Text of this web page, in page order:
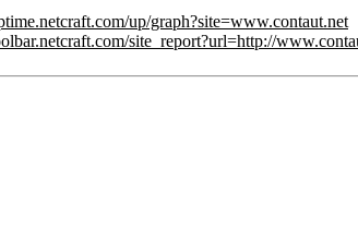
up/graph?site=www.contaut.net
site_report?url=http://